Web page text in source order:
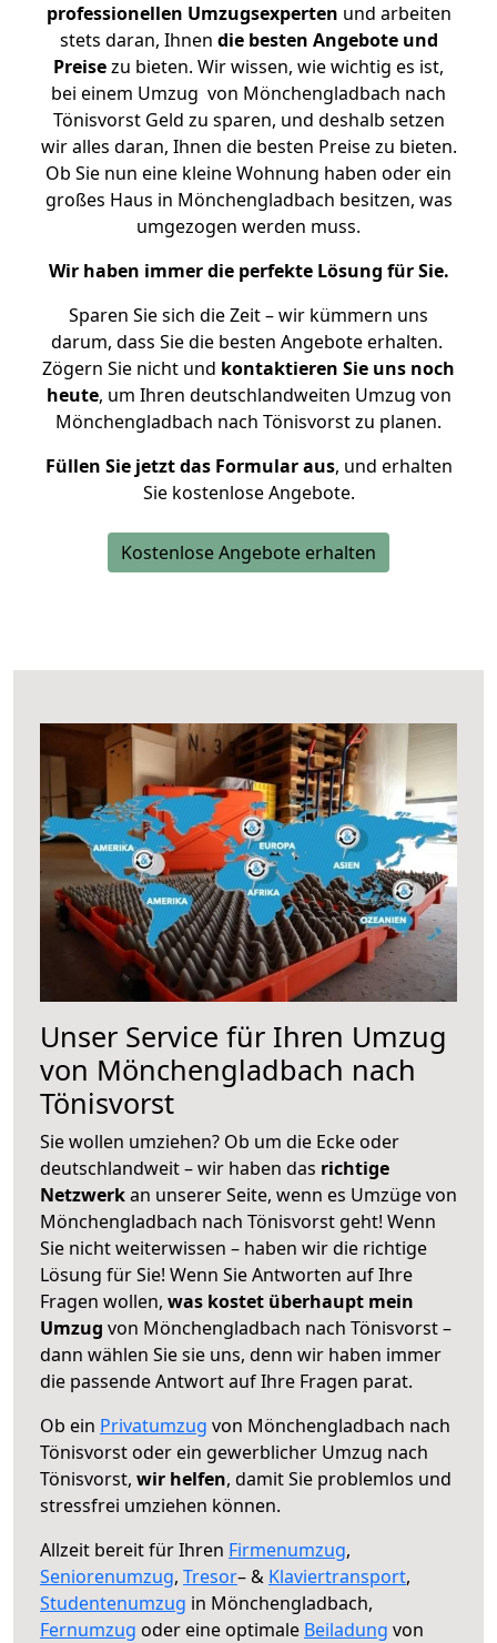
professionellen Umzugsexperten und arbeiten
stets daran, Ihnen die besten Angebote und
Preisezu bieten. Wir wissen, wie wichtig es ist,
bei einem Umzug von Mönchengladbach nach
Tönisvorst Geld zu sparen, und deshalb setzen
wir alles daran, Ihnen die besten Preise zu bieten.
Ob Sie nun eine kleine Wohnung haben oder ein
großes Haus in Mönchengladbach besitzen, was
umgezogen werden muss.
Wir haben immer die perfekte Lösung für Sie.
Sparen Sie sich die Zeit – wir kümmern uns
darum, dass Sie die besten Angebote erhalten.
Zögern Sie nicht und kontaktieren Sie uns noch
heute, um Ihren deutschlandweiten Umzug von
Mönchengladbach nach Tönisvorst zu planen.
Füllen Sie jetzt das Formular aus, und erhalten
Sie kostenlose Angebote.
Kostenlose Angebote erhalten
Unser Service für Ihren Umzug
von Mönchengladbach nach
Tönisvorst
Sie wollen umziehen? Ob um die Ecke oder
deutschlandweit – wir haben das richtige
Netzwerkan unserer Seite, wenn es Umzüge von
Mönchengladbach nach Tönisvorst geht! Wenn
Sie nicht weiterwissen – haben wir die richtige
Lösung für Sie! Wenn Sie Antworten auf Ihre
Fragen wollen, was kostet überhaupt mein
Umzug von Mönchengladbach nach Tönisvorst –
dann wählen Sie sie uns, denn wir haben immer
die passende Antwort auf Ihre Fragen parat.
Ob ein Privatumzug von Mönchengladbach nach
Tönisvorst oder ein gewerblicher Umzug nach
Tönisvorst, wir helfen, damit Sie problemlos und
stressfrei umziehen können.
Allzeit bereit für Ihren Firmenumzug,
Seniorenumzug, Tresor– & Klaviertransport,
Studentenumzug in Mönchengladbach,
Fernumzug oder eine optimale Beiladung von